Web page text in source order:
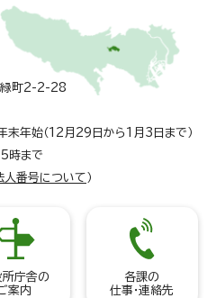
町2-2-28
末年始（12月29日から1月3日まで）
時まで
人番号について ）
所庁舎の
案内
各課の
仕事・連絡先